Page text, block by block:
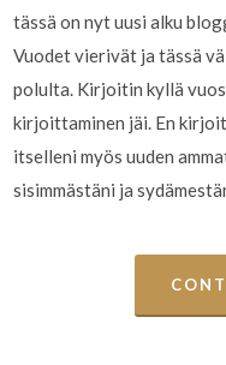
tässä on nyt uusi alku
Vuodet vierivät ja tässä
polulta. Kirjoitin kyllä
kirjoittaminen jäi. En
itselleni myös uuden
sisimmästäni ja